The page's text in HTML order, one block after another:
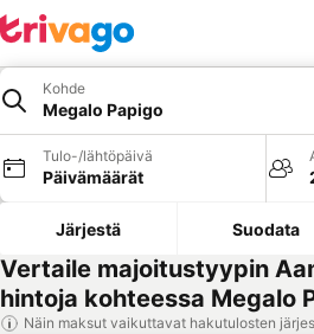
Kohde
Megalo Papigo
Tulo-/lähtöpäivä
Päivämäärät
Järjestä Suodata
Vertaile majoitustyypin
hintoja kohteessa Megalo
Näin maksut vaikuttavat hakutulosten